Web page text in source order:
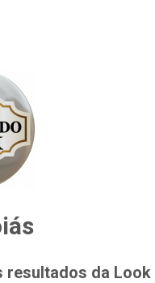
resultados da Look